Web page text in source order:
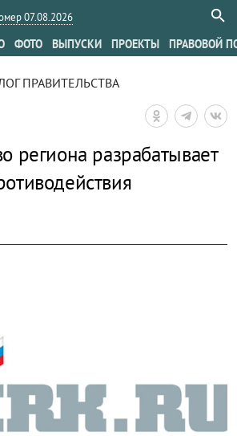
07.08.2026
ФОТО ВЫПУСКИ ПРОЕКТЫ ПРАВОВОЙ
ПРАВИТЕЛЬСТВА
региона разрабатывает